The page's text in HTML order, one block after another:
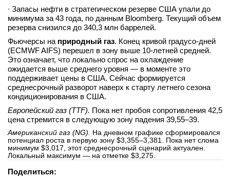
∙ Запасы нефти в стратегическом резерве США упали до
минимума за 43 года, по данным Bloomberg. Текущий объем
резерва снизился до 340,3 млн баррелей.
Фьючерсы на природный газ. Конец кривой градусо-дней
(ECMWF AIFS) перешел в зону выше 10-летней средней.
Это означает, что локально спрос на охлаждение
ожидается выше среднего уровня — в моменте это
поддерживает цены в США. Сейчас формируется
среднесрочный разворот наверх к старту летнего сезона
кондиционирования в США.
Европейский газ (TTF). Пока нет пробоя сопротивления 42,5
цена стремится в следующую зону падения 39,55–39.
Американский газ (NG).
На дневном графике сформировался
потенциал роста в первую зону $3,355–3,381. Пока нет слома
минимум $3,017, этот среднесрочный сценарий актуален.
Локальный максимум — на отметке $3,275.
Поделиться: